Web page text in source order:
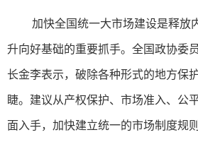
加快全国统一大市场建设是释放
升向好基础的重要抓手。全国政协委
长金李表示，破除各种形式的地方保
睫。建议从产权保护、市场准入、公
面入手，加快建立统一的市场制度规